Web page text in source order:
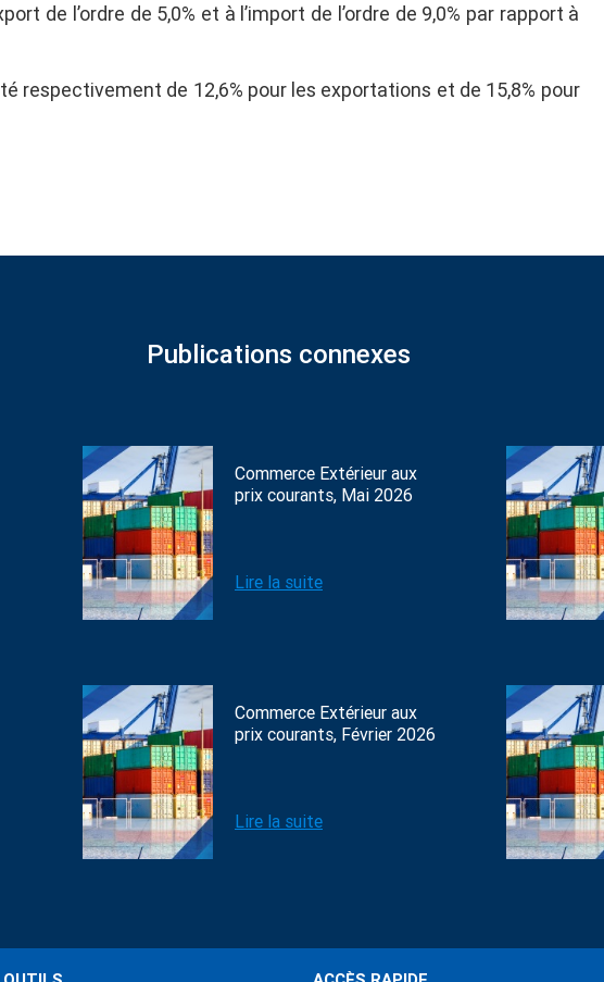
de l’ordre de 5,0% et à l’import de l’ordre de 9,0% par rapport à
respectivement de 12,6% pour les exportations et de 15,8% pour
Publications connexes
Commerce Extérieur aux
prix courants, Mai 2026
Lire la suite
Commerce Extérieur aux
prix courants, Février 2026
Lire la suite